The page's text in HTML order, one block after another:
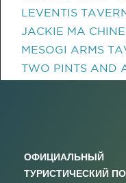
LEVENTIS
JACKIE MA
MESOGI ARMS
TWO PINTS AND
ОФИЦИАЛЬНЫЙ
ТУРИСТИЧЕСКИЙ